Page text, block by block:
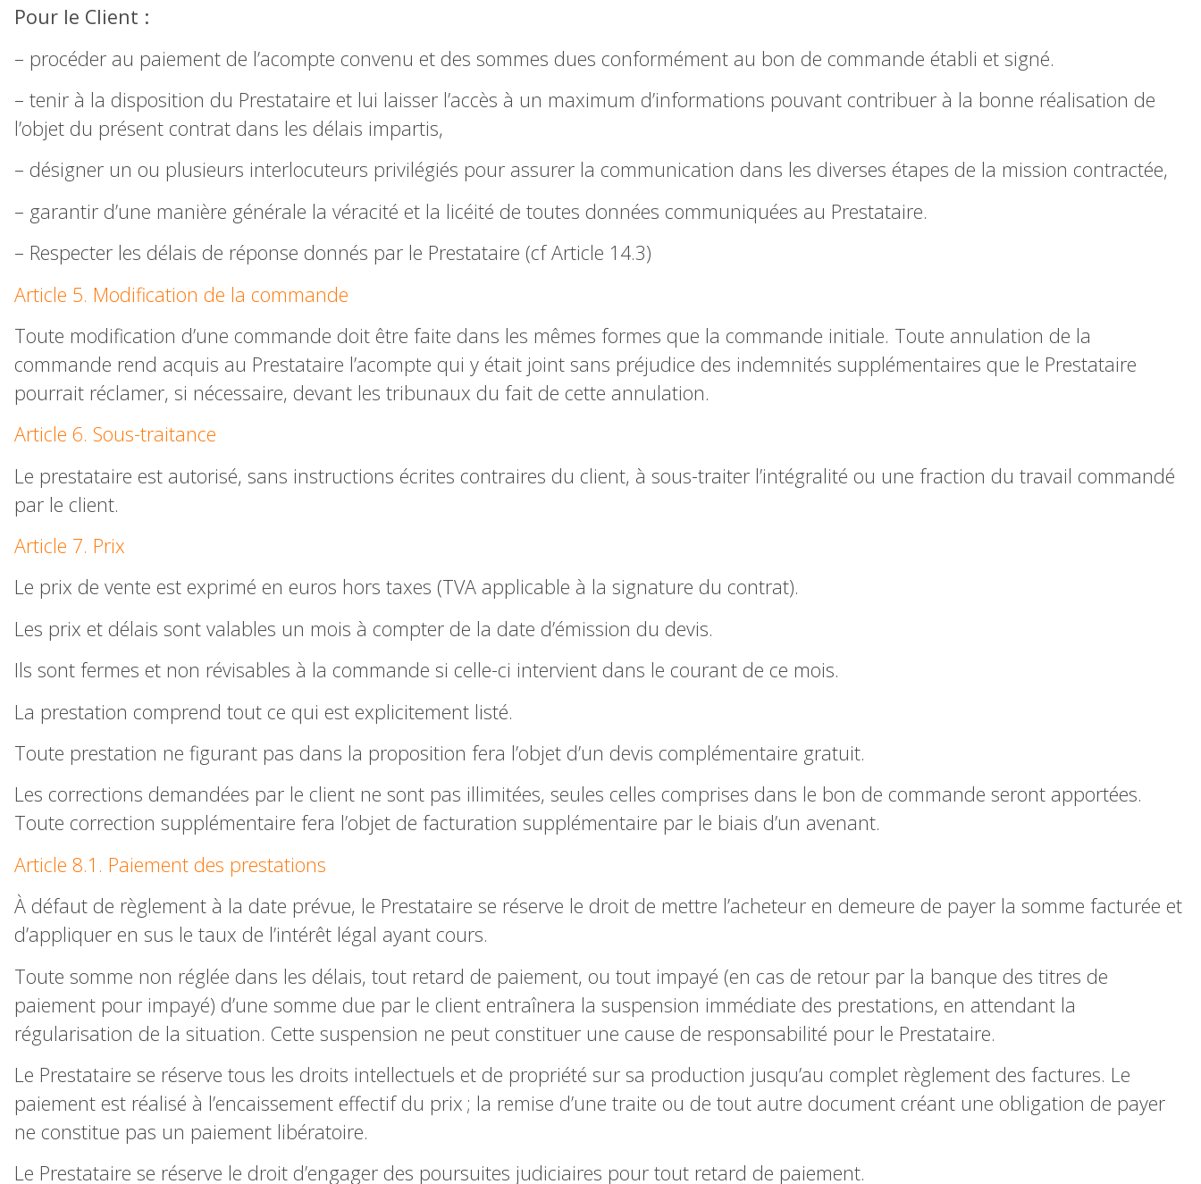
Pour le Client :
– procéder au paiement de l’acompte convenu et des sommes dues conformément au bon de commande établi et signé.
– tenir à la disposition du Prestataire et lui laisser l’accès à un maximum d’informations pouvant contribuer à la bonne réalisation de
l’objet du présent contrat dans les délais impartis,
– désigner un ou plusieurs interlocuteurs privilégiés pour assurer la communication dans les diverses étapes de la mission contractée,
– garantir d’une manière générale la véracité et la licéité de toutes données communiquées au Prestataire.
– Respecter les délais de réponse donnés par le Prestataire (cf Article 14.3)
Article 5. Modification de la commande
Toute modification d’une commande doit être faite dans les mêmes formes que la commande initiale. Toute annulation de la
commande rend acquis au Prestataire l’acompte qui y était joint sans préjudice des indemnités supplémentaires que le Prestataire
pourrait réclamer, si nécessaire, devant les tribunaux du fait de cette annulation.
Article 6. Sous-traitance
Le prestataire est autorisé, sans instructions écrites contraires du client, à sous-traiter l’intégralité ou une fraction du travail commandé
par le client.
Article 7. Prix
Le prix de vente est exprimé en euros hors taxes (TVA applicable à la signature du contrat).
Les prix et délais sont valables un mois à compter de la date d’émission du devis.
Ils sont fermes et non révisables à la commande si celle-ci intervient dans le courant de ce mois.
La prestation comprend tout ce qui est explicitement listé.
Toute prestation ne figurant pas dans la proposition fera l’objet d’un devis complémentaire gratuit.
Les corrections demandées par le client ne sont pas illimitées, seules celles comprises dans le bon de commande seront apportées.
Toute correction supplémentaire fera l’objet de facturation supplémentaire par le biais d’un avenant.
Article 8.1. Paiement des prestations
À défaut de règlement à la date prévue, le Prestataire se réserve le droit de mettre l’acheteur en demeure de payer la somme facturée et
d’appliquer en sus le taux de l’intérêt légal ayant cours.
Toute somme non réglée dans les délais, tout retard de paiement, ou tout impayé (en cas de retour par la banque des titres de
paiement pour impayé) d’une somme due par le client entraînera la suspension immédiate des prestations, en attendant la
régularisation de la situation. Cette suspension ne peut constituer une cause de responsabilité pour le Prestataire.
Le Prestataire se réserve tous les droits intellectuels et de propriété sur sa production jusqu’au complet règlement des factures. Le
paiement est réalisé à l’encaissement effectif du prix ; la remise d’une traite ou de tout autre document créant une obligation de payer
ne constitue pas un paiement libératoire.
Le Prestataire se réserve le droit d’engager des poursuites judiciaires pour tout retard de paiement.